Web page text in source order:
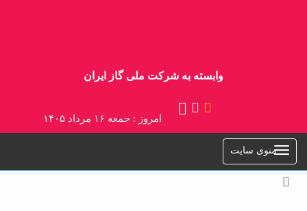
وابسته به شرکت ملی گاز ایران
امروز : جمعه ۱۶ مرداد ۱۴۰۵
منوی سایت